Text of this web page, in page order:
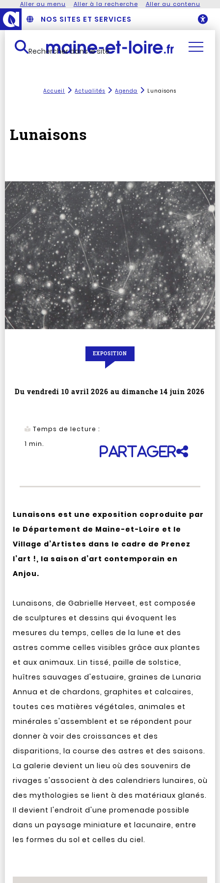
Aller au menu Aller à la recherche Aller au contenu
NOS SITES ET SERVICES
Rechercher dans le site
Accueil Actualités Agenda Lunaisons
Lunaisons
EXPOSITION
Duvendredi 10 avril 2026 audimanche 14 juin 2026
Temps de lecture :
1 min.
Partager
Lunaisons est une exposition coproduite par
le Département de Maine-et-Loire et le
Village d’Artistes dans le cadre de Prenez
l’art !, la saison d’art contemporain en
Anjou.
Lunaisons, de Gabrielle Herveet, est composée
de sculptures et dessins qui évoquent les
mesures du temps, celles de la lune et des
astres comme celles visibles grâce aux plantes
et aux animaux. Lin tissé, paille de solstice,
huîtres sauvages d'estuaire, graines de Lunaria
Annua et de chardons, graphites et calcaires,
toutes ces matières végétales, animales et
minérales s'assemblent et se répondent pour
donner à voir des croissances et des
disparitions, la course des astres et des saisons.
La galerie devient un lieu où des souvenirs de
rivages s'associent à des calendriers lunaires, où
des mythologies se lient à des matériaux glanés.
Il devient l'endroit d'une promenade possible
dans un paysage miniature et lacunaire, entre
les formes du sol et celles du ciel.